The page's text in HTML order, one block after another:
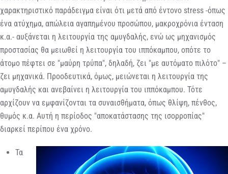
χαρακτηριστικό παράδειγμα είναι ότι μετά από έντονο stress -όπως
ένα ατύχημα, απώλεια αγαπημένου προσώπου, μακροχρόνια ένταση
κ.α.- αυξάνεται η λειτουργία της αμυγδαλής, ενώ ως μηχανισμός
προστασίας θα μειωθεί η λειτουργία του ιππόκαμπου, οπότε το
άτομο πέφτει σε "μαύρη τρύπα", δηλαδή, ζει "με αυτόματο πιλότο" –
ζει μηχανικά. Προοδευτικά, όμως, μειώνεται η λειτουργία της
αμυγδαλής και ανεβαίνει η λειτουργία του ιππόκαμπου. Τότε
αρχίζουν να εμφανίζονται τα συναισθήματα, όπως θλίψη, πένθος,
θυμός κ.α. Αυτή η περίοδος "αποκατάστασης της ισορροπίας"
διαρκεί περίπου ένα χρόνο.
Τα